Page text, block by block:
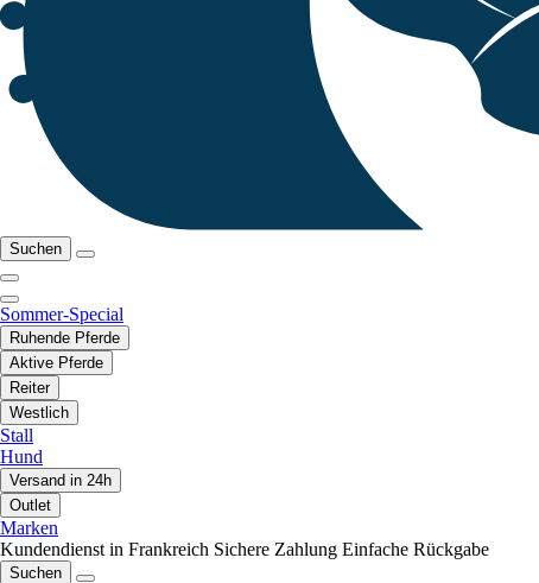
Suchen
Sommer-Special
Ruhende Pferde
Aktive Pferde
Reiter
Westlich
Stall
Hund
Versand in 24h
Outlet
Marken
Kundendienst in Frankreich Sichere Zahlung Einfache Rückgabe
Suchen